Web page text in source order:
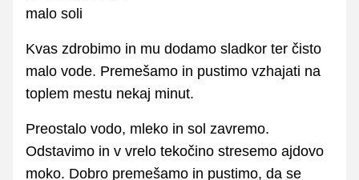
malo soli
Kvas zdrobimo in mu dodamo sladkor ter čisto
malo vode. Premešamo in pustimo vzhajati na
toplem mestu nekaj minut.
Preostalo vodo, mleko in sol zavremo.
Odstavimo in v vrelo tekočino stresemo ajdovo
moko. Dobro premešamo in pustimo, da se